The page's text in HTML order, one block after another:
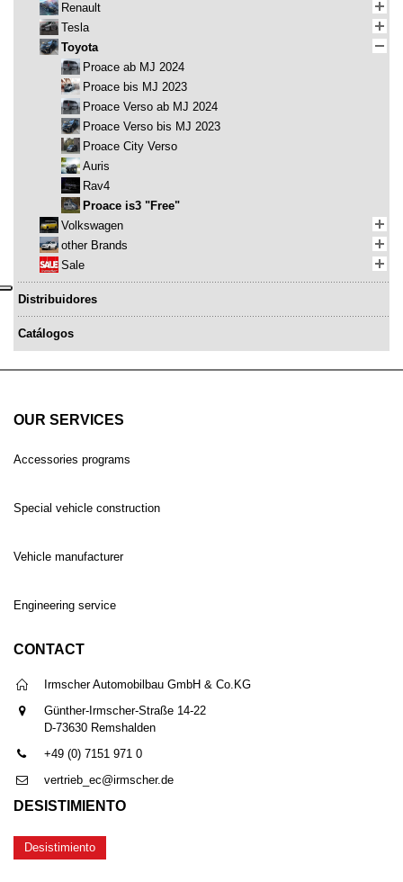
Renault
Tesla
Toyota
Proace ab MJ 2024
Proace bis MJ 2023
Proace Verso ab MJ 2024
Proace Verso bis MJ 2023
Proace City Verso
Auris
Rav4
Proace is3 "Free"
Volkswagen
other Brands
Sale
Distribuidores
Catálogos
OUR SERVICES
Accessories programs
Special vehicle construction
Vehicle manufacturer
Engineering service
CONTACT
Irmscher Automobilbau GmbH & Co.KG
Günther-Irmscher-Straße 14-22
D-73630 Remshalden
+49 (0) 7151 971 0
vertrieb_ec@irmscher.de
DESISTIMIENTO
Desistimiento